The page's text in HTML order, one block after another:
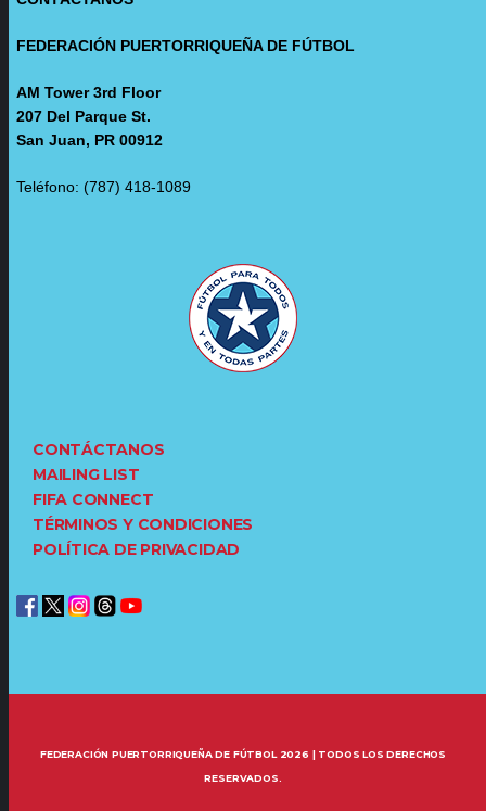
FEDERACIÓN PUERTORRIQUEÑA DE FÚTBOL
AM Tower 3rd Floor
207 Del Parque St.
San Juan, PR 00912
Teléfono: (787) 418-1089
CONTÁCTANOS
MAILING LIST
FIFA CONNECT
TÉRMINOS Y CONDICIONES
POLÍTICA DE PRIVACIDAD
FEDERACIÓN PUERTORRIQUEÑA DE FÚTBOL 2026 | TODOS LOS DERECHOS
RESERVADOS.